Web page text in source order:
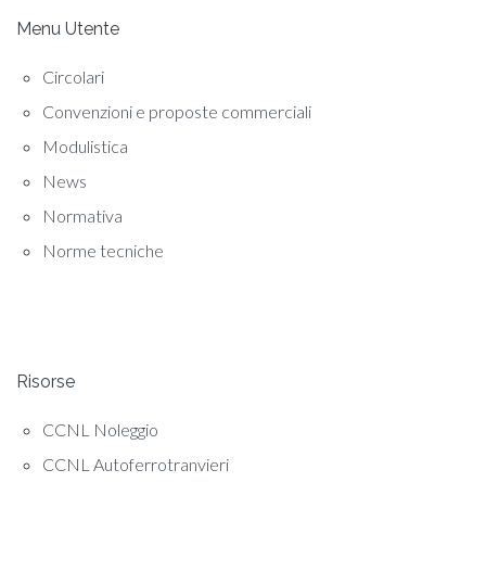
Menu Utente
Circolari
Convenzioni e proposte commerciali
Modulistica
News
Normativa
Norme tecniche
Risorse
CCNL Noleggio
CCNL Autoferrotranvieri